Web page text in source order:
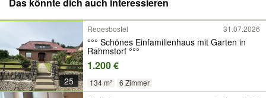
25
Regesbostel 31.07.2026
°°° Schönes Einfamilienhaus mit Garten in
Rahmstorf °°°
1.200 €
134 m² 6 Zimmer